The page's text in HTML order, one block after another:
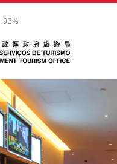
93%
全画